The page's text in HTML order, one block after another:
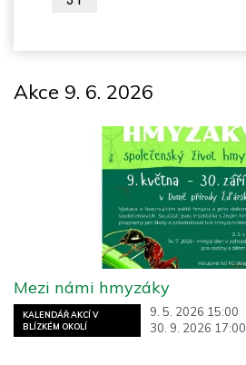
Akce 9. 6. 2026
KALENDÁŘ AKCÍ V
BLÍZKÉM OKOLÍ
9. 5. 2026 15:00
30. 9. 2026 17:00
Mezi námi hmyzáky